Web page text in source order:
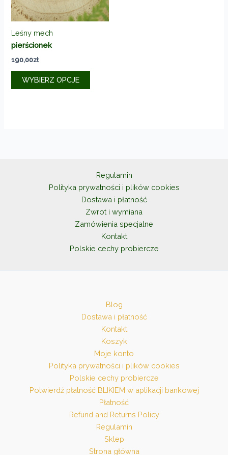
Leśny mech
pierścionek
190,00zł
WYBIERZ OPCJE
Ten
na
stronie
produktu
Regulamin
Polityka prywatności i plików cookies
Dostawa i płatność
Zwrot i wymiana
Zamówienia specjalne
Kontakt
Polskie cechy probiercze
Blog
Dostawa i płatność
Kontakt
Koszyk
Moje konto
Polityka prywatności i plików cookies
Polskie cechy probiercze
Potwierdź płatność BLIKIEM w aplikacji bankowej
Płatność
Refund and Returns Policy
Regulamin
Sklep
Strona główna